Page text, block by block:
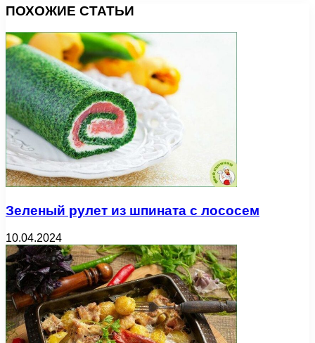
ПОХОЖИЕ СТАТЬИ
Зеленый рулет из шпината с лососем
10.04.2024